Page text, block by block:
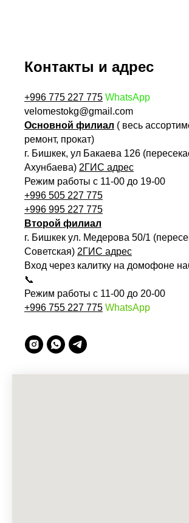
Контакты и адрес
+996 775 227 775 WhatsApp
velomestokg@gmail.com
Основной филиал ( весь
ремонт, прокат)
г. Бишкек, ул Бакаева 126
Ахунбаева) 2ГИС адрес
Режим работы с 11-00 до 19-00
+996 505 227 775
+996 995 227 775
Второй филиал
г. Бишкек ул. Медерова 50/1
Советская) 2ГИС адрес
Вход через калитку на домофоне
📞
Режим работы с 11-00 до 20-00
+996 755 227 775 WhatsApp